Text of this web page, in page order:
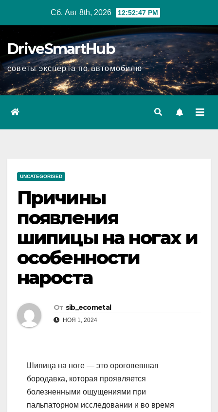
Сб. Авг 8th, 2026 12:52:48 PM
DriveSmartHub
советы эксперта по автомобилю
UNCATEGORISED
Причины
появления
шипицы на ногах и
особенности
нароста
От sib_ecometal
НОЯ 1, 2024
Шипица на ноге — это ороговевшая
бородавка, которая проявляется
болезненными ощущениями при
пальпаторном исследовании и во время